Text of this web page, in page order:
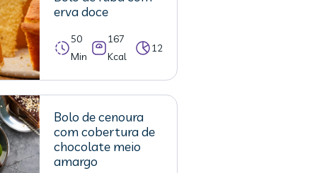
erva doce
50
Min
167
Kcal
12
Bolo de cenoura
com cobertura de
chocolate meio
amargo